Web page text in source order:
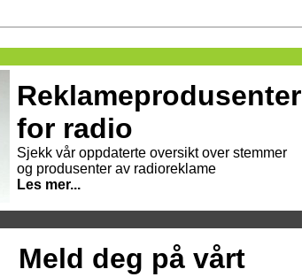
Reklameprodusenter
for radio
Sjekk vår oppdaterte oversikt over stemmer
og produsenter av radioreklame
Les mer...
Meld deg på vårt